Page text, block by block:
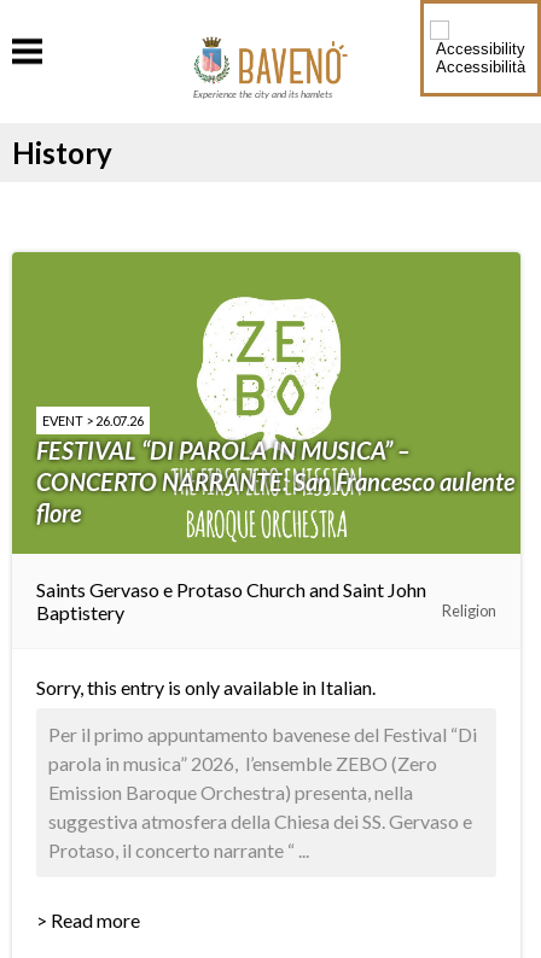
Accessibilità
Experience the city and its hamlets
History
EVENT > 26.07.26
FESTIVAL “DI PAROLA IN MUSICA” –
CONCERTO NARRANTE: San Francesco aulente
flore
Saints Gervaso e Protaso Church and Saint John
Baptistery
Religion
Sorry, this entry is only available in Italian.
Per il primo appuntamento bavenese del Festival “Di
parola in musica” 2026, l’ensemble ZEBO (Zero
Emission Baroque Orchestra) presenta, nella
suggestiva atmosfera della Chiesa dei SS. Gervaso e
Protaso, il concerto narrante “ ...
> Read more